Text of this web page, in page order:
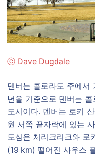
ⓒ Dave Dugdale
덴버는 콜로라도 주에서
년을 기준으로 덴버는
도시이다. 덴버는 로키
원 서쪽 끝자락에 있는
도심은 체리크리크와 로
(19 km) 떨어진 사우스